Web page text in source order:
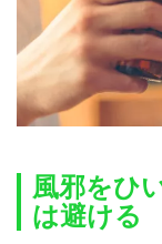
風邪をひ
は避ける